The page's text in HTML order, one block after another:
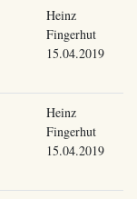
Heinz
Fingerhut
15.04.2019
Heinz
Fingerhut
15.04.2019